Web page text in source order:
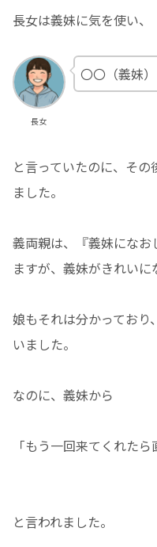
長女は義妹に気を使い、
長女
〇〇（義妹
と言っていたのに、そ
ました。
義両親は、『義妹にな
ますが、義妹がきれいに
娘もそれは分かっており
いました。
なのに、義妹から
「もう一回来てくれたら
と言われました。